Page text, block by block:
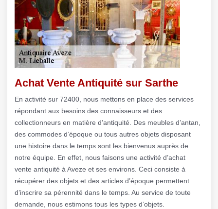
Achat Vente Antiquité sur Sarthe
En activité sur 72400, nous mettons en place des services
répondant aux besoins des connaisseurs et des
collectionneurs en matière d’antiquité. Des meubles d’antan,
des commodes d’époque ou tous autres objets disposant
une histoire dans le temps sont les bienvenus auprès de
notre équipe. En effet, nous faisons une activité d’achat
vente antiquité à Aveze et ses environs. Ceci consiste à
récupérer des objets et des articles d’époque permettent
d’inscrire sa pérennité dans le temps. Au service de toute
demande, nous estimons tous les types d’objets.